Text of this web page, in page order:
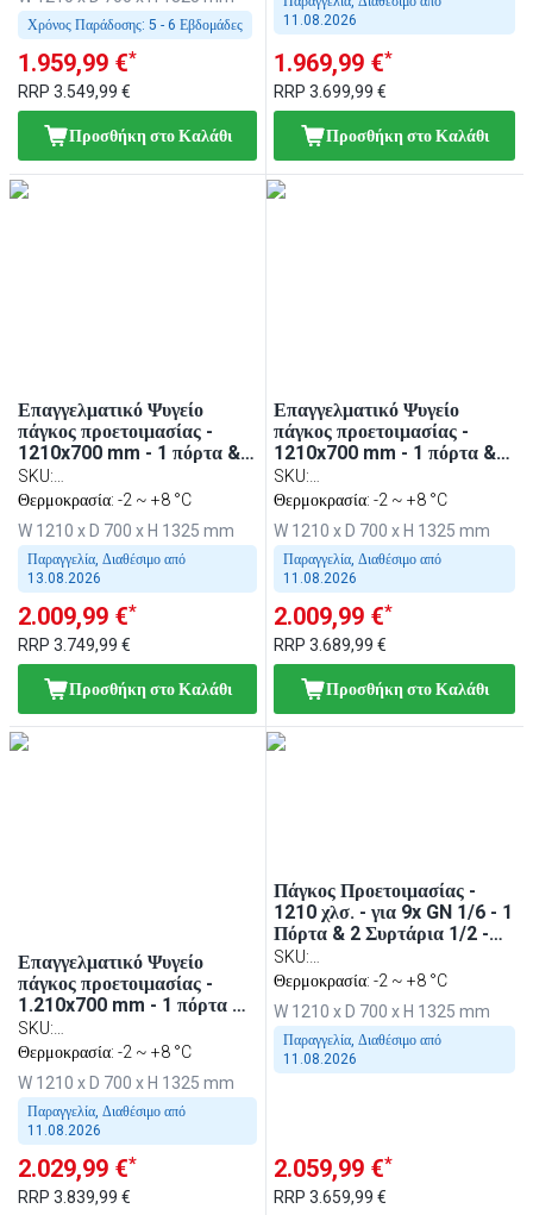
Χρόνος Παράδοσης: 5 - 6 Εβδομάδες
1.959,99 €*
RRP 3.549,99 €
Προσθήκη στο Καλάθι
11.08.2026
1.969,99 €*
RRP3.699,99 €
Προσθήκη στο Καλάθι
Επαγγελματικό Ψυγείο
πάγκος προετοιμασίας -
1210x700 mm - 1 πόρτα & 2
συρτάρια - για 9x GN 1/6
λεκανάκια - περιλ.
ηλεκτρική τοστιέρα/
γκριλιέρα επαφής (contact
grill)
SKU:
ZBF127DN#KGKB300#SBF
Θερμοκρασία: -2 ~ +8 °C
W 1210 x D 700 x H 1325 mm
Παραγγελία, Διαθέσιμο από
13.08.2026
2.009,99 €*
RRP 3.749,99 €
Προσθήκη στο Καλάθι
Επαγγελματικό Ψυγείο
πάγκος προετοιμασίας -
1210x700 mm - 1 πόρτα & 2
συρτάρια 1/2 - για 9x GN
1/6 λεκανάκια - περιλ.
επαφής γκριλ (Contact grill)
& πρέσα για χάμπουργκερ
(Hamburger press)
SKU:
ZBF127DN#KGJ13#HM#SBF
Θερμοκρασία: -2 ~ +8 °C
W 1210 x D 700 x H 1325 mm
Παραγγελία, Διαθέσιμο από
11.08.2026
2.009,99 €*
RRP3.689,99 €
Προσθήκη στο Καλάθι
Επαγγελματικό Ψυγείο
πάγκος προετοιμασίας -
1.210x700 mm - 1 πόρτα &
2 συρτάρια - για 9x GN 1/6
λεκανάκια - περιλ. επαφής
γκριλ (Contact grill) &
μηχανή για χάμπουργκερ
(Hamburger press)
SKU:
ZBF127DN#KGJ12#HM#SBF
Θερμοκρασία: -2 ~ +8 °C
W 1210 x D 700 x H 1325 mm
Παραγγελία, Διαθέσιμο από
11.08.2026
2.029,99 €*
RRP 3.839,99 €
Πάγκος Προετοιμασίας -
1210 χλσ. - για 9x GN 1/6 - 1
Πόρτα & 2 Συρτάρια 1/2 -
συμπ. Γκριλ Επαφής
SKU:
ZBF127DN#DKGJ542#SBF
Θερμοκρασία: -2 ~ +8 °C
W 1210 x D 700 x H 1325 mm
Παραγγελία, Διαθέσιμο από
11.08.2026
2.059,99 €*
RRP3.659,99 €